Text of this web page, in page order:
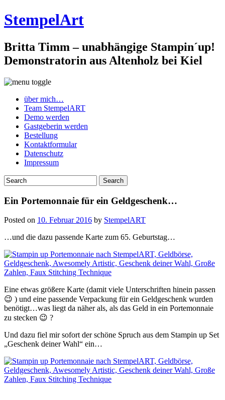
StempelArt
Britta Timm – unabhängige Stampin´up!
Demonstratorin aus Altenholz bei Kiel
über mich…
Team StempelART
Demo werden
Gastgeberin werden
Bestellung
Kontaktformular
Datenschutz
Impressum
Ein Portemonnaie für ein Geldgeschenk…
Posted on 10. Februar 2016 by StempelART
…und die dazu passende Karte zum 65. Geburtstag…
Eine etwas größere Karte (damit viele Unterschriften hinein passen
😉 ) und eine passende Verpackung für ein Geldgeschenk wurden
benötigt…was liegt da näher als, als das Geld in ein Portemonnaie
zu stecken 😉 ?
Und dazu fiel mir sofort der schöne Spruch aus dem Stampin up Set
„Geschenk deiner Wahl“ ein…